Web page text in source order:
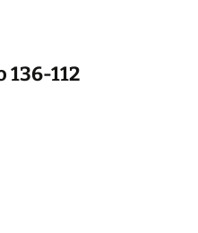
112